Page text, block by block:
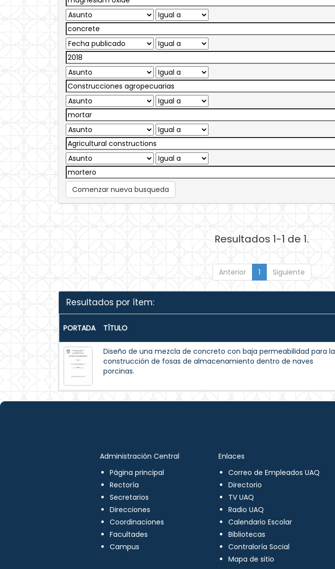
Comenzar nueva busqueda
Resultados 1-1 de 1.
Anterior 1 Siguiente
Resultados por ítem:
PORTADA TÍTULO
Diseño de una mezcla de concreto con baja permeabilidad para la
construcción de fosas de almacenamiento dentro de naves
porcinas.
Administración Central
Página principal
Rectoría
Secretarios
Direcciones
Coordinaciones
Facultades
Campus
Enlaces
Correo de Empleados UAQ
Directorio
TV UAQ
Radio UAQ
Calendario Escolar
Bibliotecas
Contraloría Social
Mapa de sitio